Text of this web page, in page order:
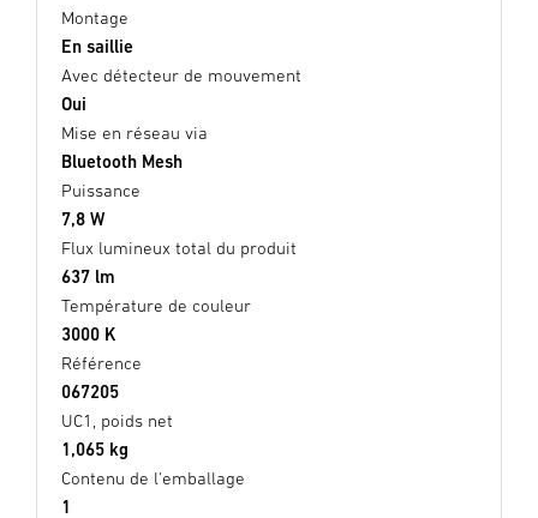
Montage
En saillie
Avec détecteur de mouvement
Oui
Mise en réseau via
Bluetooth Mesh
Puissance
7,8 W
Flux lumineux total du produit
637 lm
Température de couleur
3000 K
Référence
067205
UC1, poids net
1,065 kg
Contenu de l'emballage
1